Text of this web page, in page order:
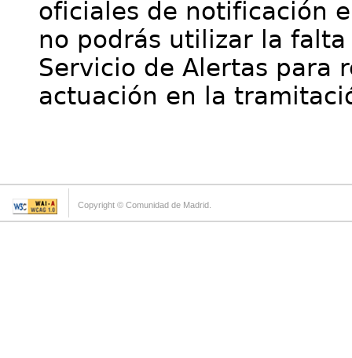
oficiales de notificación
no podrás utilizar la
Servicio de Alertas para
actuación en la
Copyright © Comunidad de Madrid.